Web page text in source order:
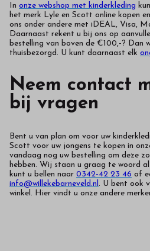
In onze webshop met kinderkleding
het merk Lyle en Scott online kopen
ons onder andere met iDEAL, Visa,
Daarnaast rekent u bij ons op
bestelling van boven de €100,-? Dan
thuisbezorgd. U kunt daarnaast elk
Neem contact
bij vragen
Bent u van plan om voor uw
Scott voor uw jongens te kopen in
vandaag nog uw bestelling om deze
hebben. Wij staan u graag te woord
kunt u bellen naar 0342-42 23 46 of
info@willekebarneveld.nl . U bent ook
winkel. Hier vindt u onze andere